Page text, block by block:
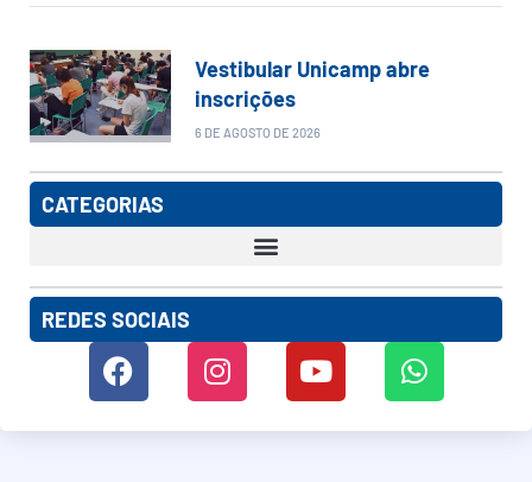
Vestibular Unicamp abre
inscrições
6 DE AGOSTO DE 2026
CATEGORIAS
REDES SOCIAIS